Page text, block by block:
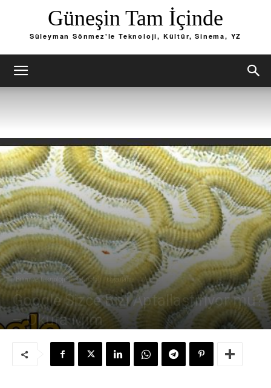
Güneşin Tam İçinde
Süleyman Sönmez'le Teknoloji, Kültür, Sinema, YZ
Bilim ve Teknoloji Teknoloji - Uygulama - Web
Google Sizce Bizi Aptallaştırıyor mu?
– Okura Mim